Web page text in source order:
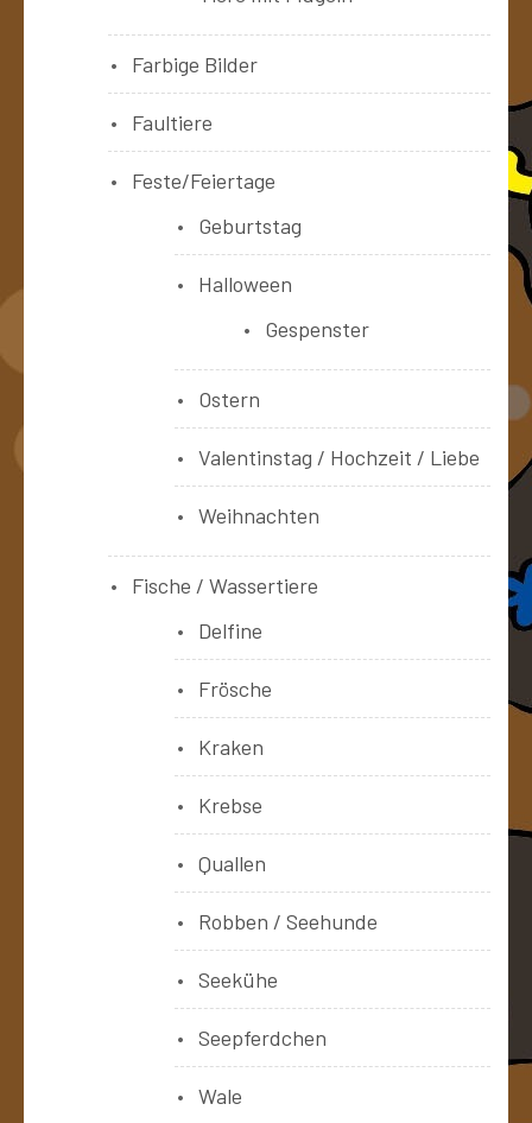
Farbige Bilder
Faultiere
Feste/Feiertage
Geburtstag
Halloween
Gespenster
Ostern
Valentinstag / Hochzeit / Liebe
Weihnachten
Fische / Wassertiere
Delfine
Frösche
Kraken
Krebse
Quallen
Robben / Seehunde
Seekühe
Seepferdchen
Wale